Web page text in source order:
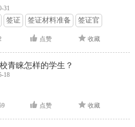
31
签证 签证材料准备 签证官
试 签证申请攻略
点赞 收藏
青睐怎样的学生？
18
点赞 收藏